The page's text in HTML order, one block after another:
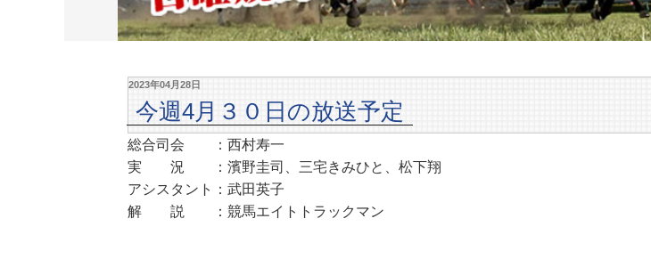
2023年04月28日
今週4月３０日の放送予定
総合司会 ：西村寿一
実 況 ：濱野圭司、三宅きみひと、松下翔
アシスタント：武田英子
解 説 ：競馬エイトトラックマン